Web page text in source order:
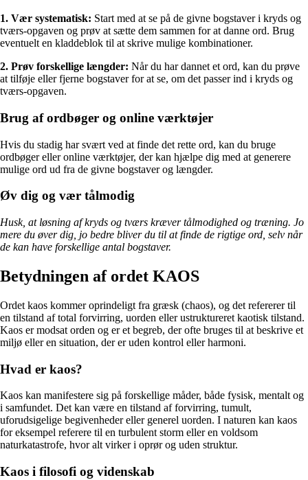
1. Vær systematisk: Start med at se på de givne bogstaver i kryds og
tværs-opgaven og prøv at sætte dem sammen for at danne ord. Brug
eventuelt en kladdeblok til at skrive mulige kombinationer.
2. Prøv forskellige længder: Når du har dannet et ord, kan du prøve
at tilføje eller fjerne bogstaver for at se, om det passer ind i kryds og
tværs-opgaven.
Brug af ordbøger og online værktøjer
Hvis du stadig har svært ved at finde det rette ord, kan du bruge
ordbøger eller online værktøjer, der kan hjælpe dig med at generere
mulige ord ud fra de givne bogstaver og længder.
Øv dig og vær tålmodig
Husk, at løsning af kryds og tværs kræver tålmodighed og træning. Jo
mere du øver dig, jo bedre bliver du til at finde de rigtige ord, selv når
de kan have forskellige antal bogstaver.
Betydningen af ordet KAOS
Ordet kaos kommer oprindeligt fra græsk (chaos), og det refererer til
en tilstand af total forvirring, uorden eller ustruktureret kaotisk tilstand.
Kaos er modsat orden og er et begreb, der ofte bruges til at beskrive et
miljø eller en situation, der er uden kontrol eller harmoni.
Hvad er kaos?
Kaos kan manifestere sig på forskellige måder, både fysisk, mentalt og
i samfundet. Det kan være en tilstand af forvirring, tumult,
uforudsigelige begivenheder eller generel uorden. I naturen kan kaos
for eksempel referere til en turbulent storm eller en voldsom
naturkatastrofe, hvor alt virker i oprør og uden struktur.
Kaos i filosofi og videnskab